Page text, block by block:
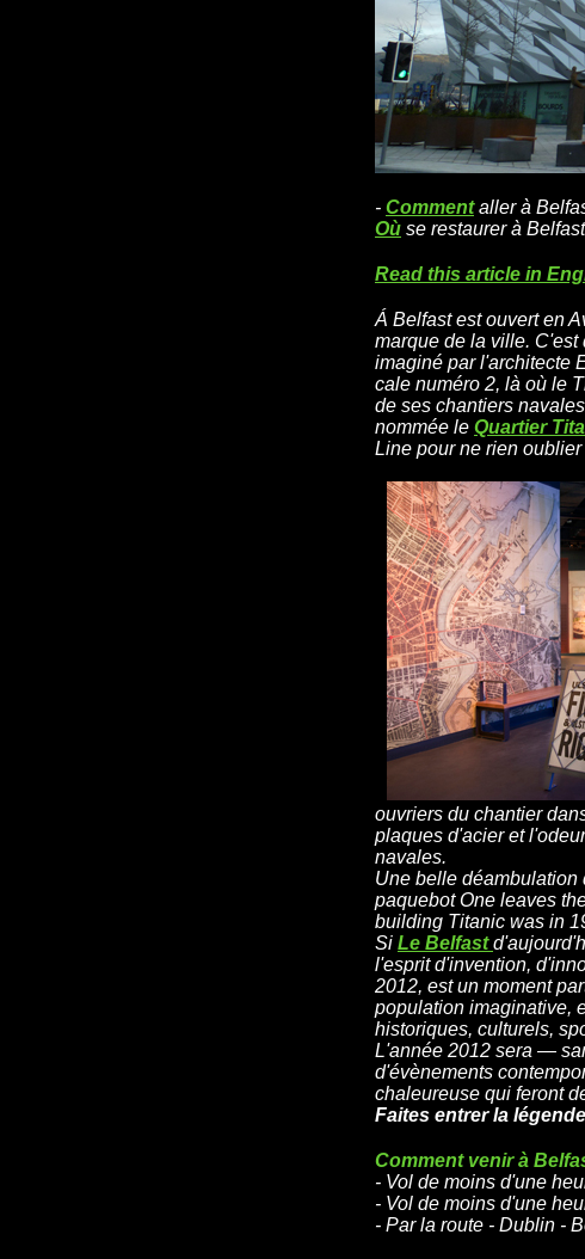
- Commentaller à
Où se restaurer à
Read this article in
Á Belfast est ouvert en
marque de la ville.
imaginé par l'architecte
cale numéro 2, là où le
de ses chantiers
nommée le Quartier
Line pour ne rien
ouvriers du chantier
plaques d'acier et
navales.
Une belle déambulation
paquebot One leaves
building Titanic was in
Si Le Belfast
l'esprit d'invention,
2012, est un moment
population imaginative,
historiques, culturels,
L'année 2012 sera —
d'évènements
chaleureuse qui feront
Faites entrer la
Comment venir à
- Vol de moins d'une
- Vol de moins d'une
- Par la route - Dublin -